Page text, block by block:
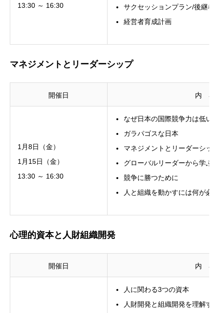
13:30 ～ 16:30
サクセッションプラン/後継者
経営者育成計画
マネジメントとリーダーシップ
開催日 内 容
1月8日（金）
1月15日（金）
13:30 ～ 16:30
なぜ日本の国際競争力は低い
ガラパゴスな日本
マネジメントとリーダーシッ
グローバルリーダーから学ぶ
競争に勝つために
人と組織を動かすには何が必
心理的資本と人財組織開発
開催日 内 容
人に関わる3つの資本
人財開発と組織開発を理解す